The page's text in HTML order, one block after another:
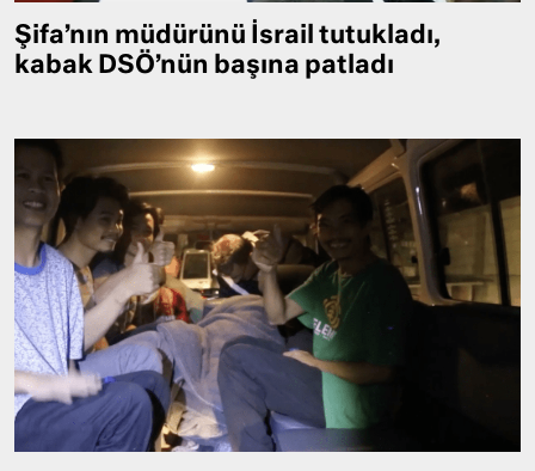
Şifa’nın müdürünü İsrail tutukladı,
kabak DSÖ’nün başına patladı